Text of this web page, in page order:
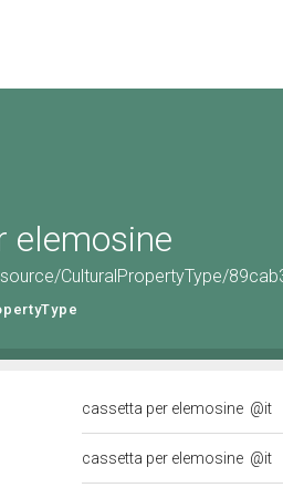
elemosine
CulturalPropertyType/
cassetta per elemosine @it
cassetta per elemosine @it